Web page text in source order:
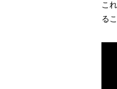
こ
る